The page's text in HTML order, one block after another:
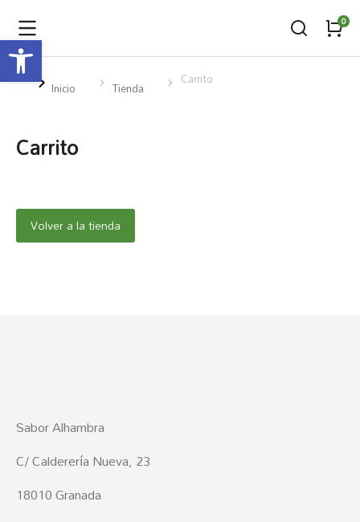
Estás aquí:
Inicio Tienda Carrito
Carrito
Volver a la tienda
Sabor Alhambra
C/ Calderería Nueva, 23
18010 Granada
Abrir barra de herramientas